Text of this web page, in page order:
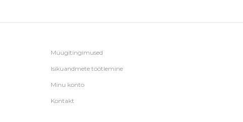
Müügitingimused
Isikuandmete töötlemine
Minu konto
Kontakt